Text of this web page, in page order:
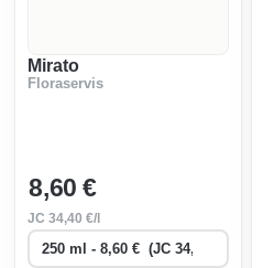
Mirato
Floraservis
8,60 €
JC34,40 €/l